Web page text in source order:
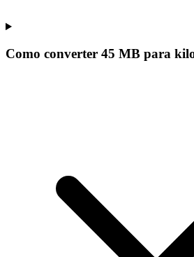
Como converter 45 MB para